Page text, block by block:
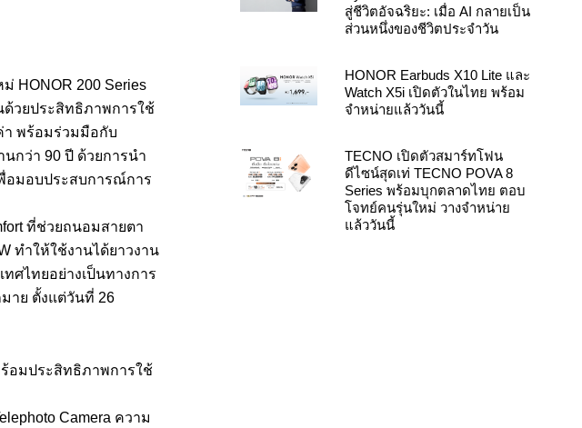
HONOR 200 Series
ด้วยประสิทธิภาพการใช้
า พร้อมร่วมมือกับ
กว่า 90 ปี ด้วยการนำ
อมอบประสบการณ์การ
ที่ช่วยถนอมสายตา
ทำให้ใช้งานได้ยาวงาน
ศไทยอย่างเป็นทางการ
าย ตั้งแต่วันที่ 26
อมประสิทธิภาพการใช้
Camera ความ
สู่ชีวิตอัจฉริยะ: เมื่อ AI กลายเป็น
ส่วนหนึ่งของชีวิตประจำวัน
HONOR Earbuds X10 Lite และ
Watch X5i เปิดตัวในไทย พร้อม
จำหน่ายแล้ววันนี้
TECNO เปิดตัวสมาร์ทโฟน
ดีไซน์สุดเท่ TECNO POVA 8
Series พร้อมบุกตลาดไทย ตอบ
โจทย์คนรุ่นใหม่ วางจำหน่าย
แล้ววันนี้